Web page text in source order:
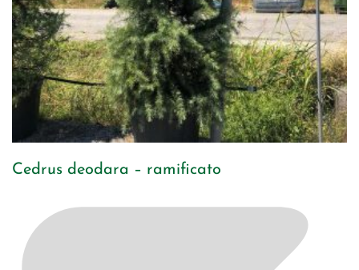
Cedrus deodara – ramificato